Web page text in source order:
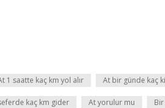
1 saatte kaç km yol alır At bir günde kaç
kaç km gider At yorulur mu